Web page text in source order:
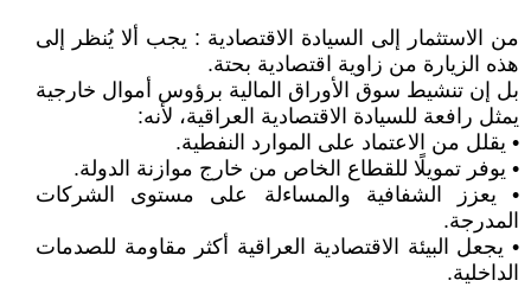
من الاستثمار إلى السيادة الاقتصادية : يجب ألا يُنظر إلى
هذه الزيارة من زاوية اقتصادية بحتة.
بل إن تنشيط سوق الأوراق المالية برؤوس أموال خارجية
يمثل رافعة للسيادة الاقتصادية العراقية، لأنه:
• يقلل من الاعتماد على الموارد النفطية.
• يوفر تمويلًا للقطاع الخاص من خارج موازنة الدولة.
• يعزز الشفافية والمساءلة على مستوى الشركات
المدرجة.
• يجعل البيئة الاقتصادية العراقية أكثر مقاومة للصدمات
الداخلية.